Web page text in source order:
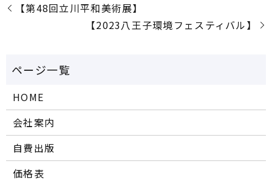
【第48回立川平和美術展】
【2023八王子環境フェスティバル】
HOME
会社案内
自費出版
価格表